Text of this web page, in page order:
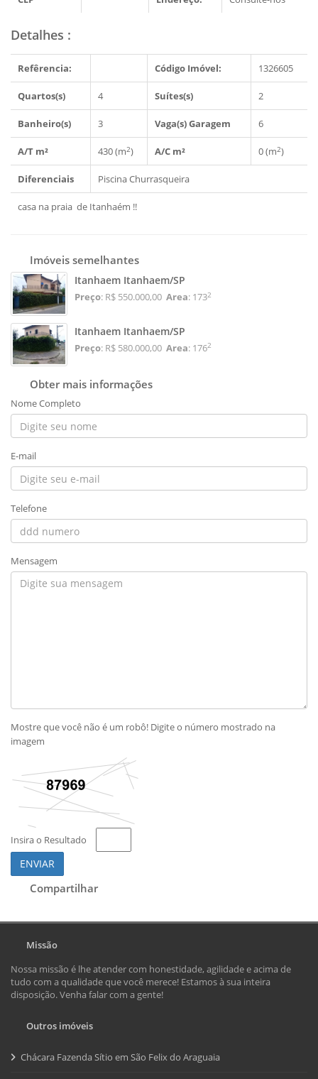
Detalhes :
Refêrencia: Código Imóvel: 1326605
Quartos(s) 4 Suítes(s) 2
Banheiro(s) 3 Vaga(s) Garagem 6
A/T m² 430 (m2) A/C m² 0 (m2)
Diferenciais PiscinaChurrasqueira
casa na praia de Itanhaém !!
Imóveis semelhantes
Itanhaem Itanhaem/SP
Preço: R$ 550.000,00 Area: 1732
Itanhaem Itanhaem/SP
Preço: R$ 580.000,00 Area: 1762
Obter mais informações
Nome Completo
E-mail
Telefone
Mensagem
Mostre que você não é um robô! Digite o número mostrado na
imagem
Insira o Resultado
ENVIAR
Compartilhar
Missão
Nossa missão é lhe atender com honestidade, agilidade e acima de
tudo com a qualidade que você merece! Estamos à sua inteira
disposição. Venha falar com a gente!
Outros imóveis
Chácara Fazenda Sítio em São Felix do Araguaia